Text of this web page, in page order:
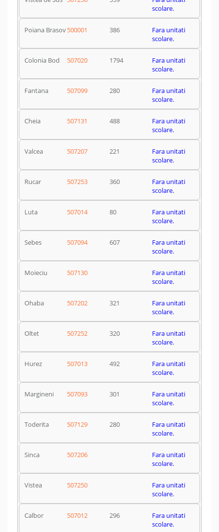
scolare.
Poiana Brasov500001 386
Fara unitati
scolare.
Colonia Bod 507020 1794
Fara unitati
scolare.
Fantana 507099 280
Fara unitati
scolare.
Cheia 507131 488
Fara unitati
scolare.
Valcea 507207 221
Fara unitati
scolare.
Rucar 507253 360
Fara unitati
scolare.
Luta 507014 80
Fara unitati
scolare.
Sebes 507094 607
Fara unitati
scolare.
Moieciu 507130
Fara unitati
scolare.
Ohaba 507202 321
Fara unitati
scolare.
Oltet 507252 320
Fara unitati
scolare.
Hurez 507013 492
Fara unitati
scolare.
Margineni 507093 301
Fara unitati
scolare.
Toderita 507129 280
Fara unitati
scolare.
Sinca 507206
Fara unitati
scolare.
Vistea 507250
Fara unitati
scolare.
Calbor 507012 296
Fara unitati
scolare.